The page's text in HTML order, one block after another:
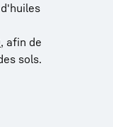
, afin de
sols.
réparation),
et une
machines.